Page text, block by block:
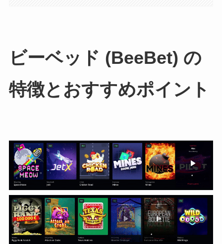
ビーベッド (BeeBet) の
特徴とおすすめポイント